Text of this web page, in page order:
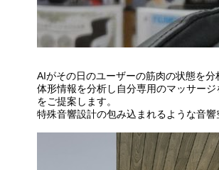
AIがその日のユーザーの筋肉の状態を
体形情報を分析し自分専用のマッサー
をご提案します。
特殊音響設計の包み込まれるような音